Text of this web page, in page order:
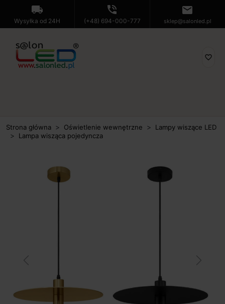
local_shipping
Wysyłka od 24H
phone_in_talk
(+48) 694-000-777
mail
sklep@salonled.pl
favorite_border
Strona główna Oświetlenie wewnętrzne
Lampy wiszące LED
Lampa wisząca pojedyncza